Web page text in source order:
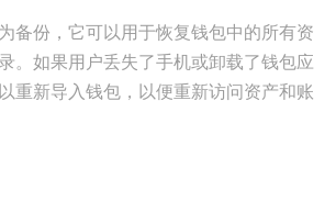
备份，它可以用于恢复钱包中的所有资
。如果用户丢失了手机或卸载了钱包应
重新导入钱包，以便重新访问资产和账